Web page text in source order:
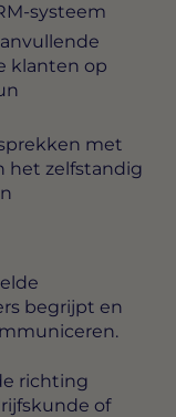
systeem
klanten op
met
het zelfstandig
begrijpt en
richting
of